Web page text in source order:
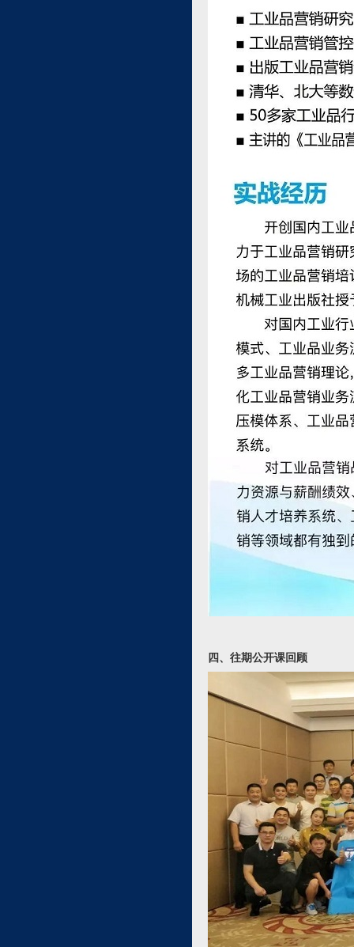
四、往期公开课回顾